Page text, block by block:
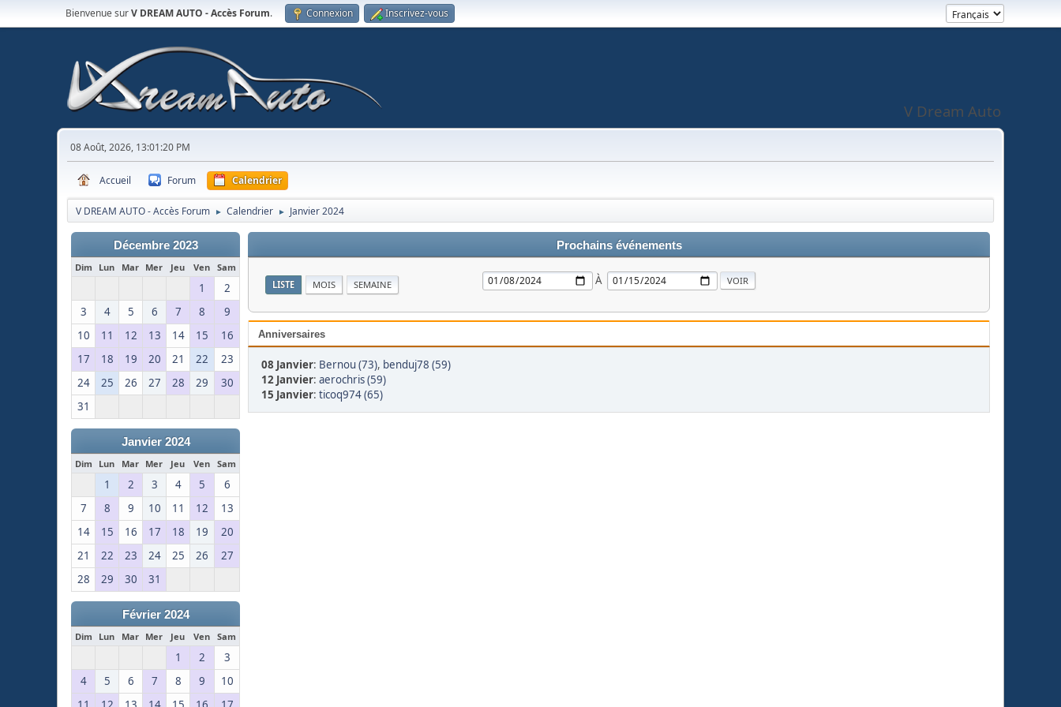
Bienvenue surV DREAM AUTO - Accès Forum. Connexion Inscrivez-vous
V Dream Auto
08 Août, 2026, 13:01:20 PM
Accueil Forum Calendrier
V DREAM AUTO - Accès Forum ► Calendrier ► Janvier 2024
Décembre 2023
Dim Lun Mar Mer Jeu Ven Sam
1
2
3
4 5 6 7 8
9
10
11 12 13 14 15
16
17
18 19 20 21 22
23
24
25 26 27 28 29
30
31
Janvier 2024
Dim Lun Mar Mer Jeu Ven Sam
1 2 3 4 5
6
7
8 9 10 11 12
13
14
15 16 17 18 19
20
21
22 23 24 25 26
27
28
29 30 31
Février 2024
Dim Lun Mar Mer Jeu Ven Sam
1 2
3
4
5 6 7 8 9
10
Prochains événements
LISTE MOIS SEMAINE À
Anniversaires
08 Janvier: Bernou (73), benduj78 (59)
12 Janvier: aerochris (59)
15 Janvier: ticoq974 (65)